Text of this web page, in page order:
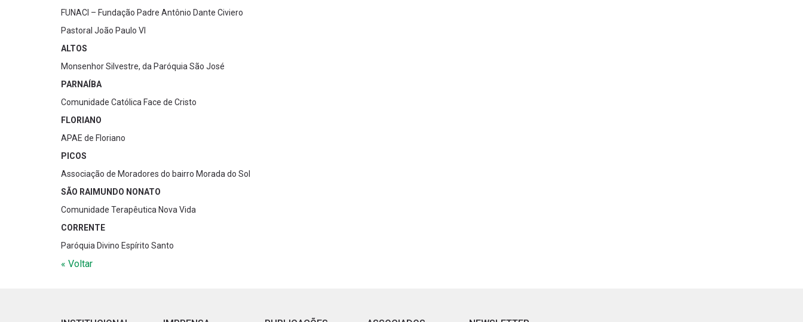
FUNACI – Fundação Padre Antônio Dante Civiero
Pastoral João Paulo VI
ALTOS
Monsenhor Silvestre, da Paróquia São José
PARNAÍBA
Comunidade Católica Face de Cristo
FLORIANO
APAE de Floriano
PICOS
Associação de Moradores do bairro Morada do Sol
SÃO RAIMUNDO NONATO
Comunidade Terapêutica Nova Vida
CORRENTE
Paróquia Divino Espírito Santo
« Voltar